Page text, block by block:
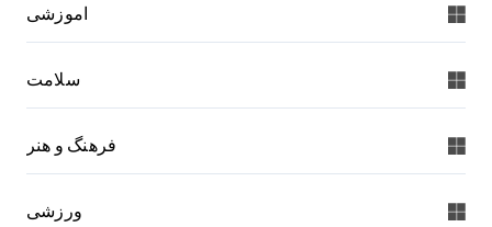
اموزشی
سلامت
فرهنگ و هنر
ورزشی